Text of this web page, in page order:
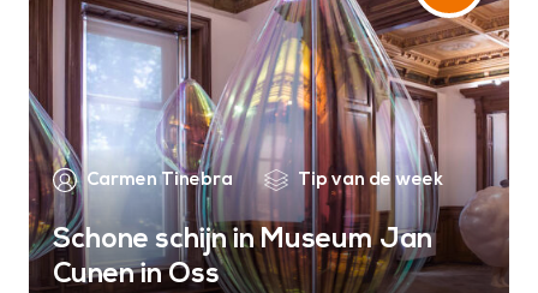
Carmen Tinebra Tip van de week
Schone schijn in Museum Jan
Cunen in Oss